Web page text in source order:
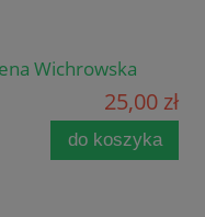
Wichrowska
25,00 zł
do koszyka